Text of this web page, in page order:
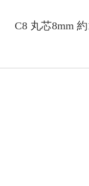
C8 丸芯8mm 約